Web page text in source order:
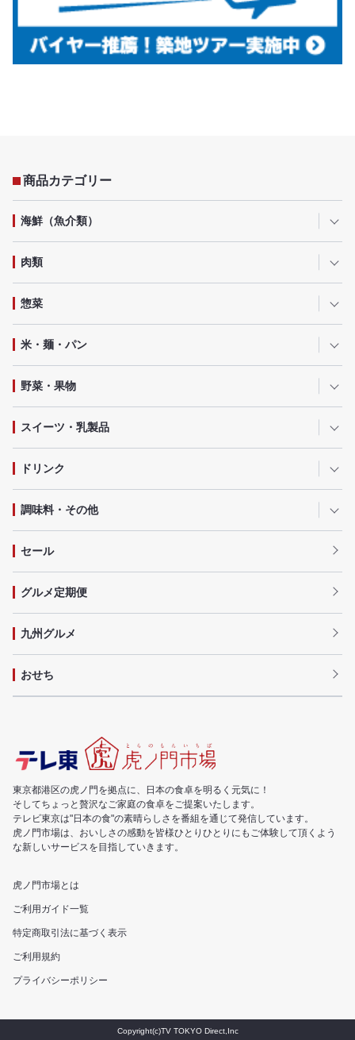
商品カテゴリー
海鮮（魚介類）
肉類
惣菜
米・麺・パン
野菜・果物
スイーツ・乳製品
ドリンク
調味料・その他
セール
グルメ定期便
九州グルメ
おせち
東京都港区の虎ノ門を拠点に、日本の食卓を明るく元気に！
そしてちょっと贅沢なご家庭の食卓をご提案いたします。
テレビ東京は"日本の食"の素晴らしさを番組を通じて発信しています。
虎ノ門市場は、おいしさの感動を皆様ひとりひとりにもご体験して頂くよう
な新しいサービスを目指していきます。
虎ノ門市場とは
ご利用ガイド一覧
特定商取引法に基づく表示
ご利用規約
プライバシーポリシー
Copyright(c)TV TOKYO Direct,Inc